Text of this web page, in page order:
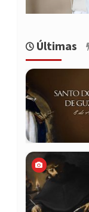
Últimas